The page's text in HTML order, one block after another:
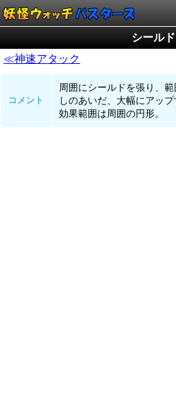
シールド
≪神速アタック
コメント
周囲にシールドを張り、
しのあいだ、大幅にアップ
効果範囲は周囲の円形。